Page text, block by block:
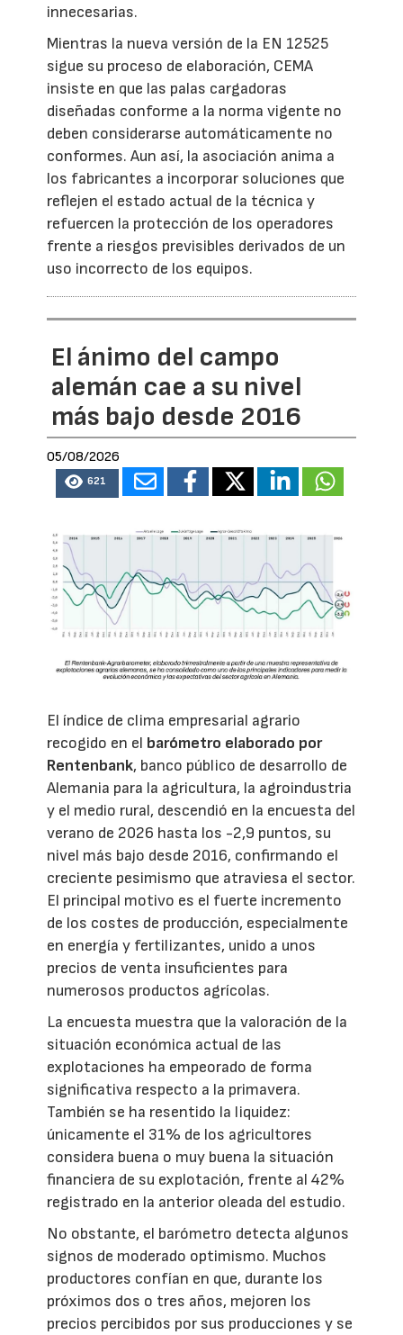
innecesarias.
Mientras la nueva versión de la EN 12525
sigue su proceso de elaboración, CEMA
insiste en que las palas cargadoras
diseñadas conforme a la norma vigente no
deben considerarse automáticamente no
conformes. Aun así, la asociación anima a
los fabricantes a incorporar soluciones que
reflejen el estado actual de la técnica y
refuercen la protección de los operadores
frente a riesgos previsibles derivados de un
uso incorrecto de los equipos.
El ánimo del campo
alemán cae a su nivel
más bajo desde 2016
05/08/2026
621
El índice de clima empresarial agrario
recogido en el barómetro elaborado por
Rentenbank, banco público de desarrollo de
Alemania para la agricultura, la agroindustria
y el medio rural, descendió en la encuesta del
verano de 2026 hasta los -2,9 puntos, su
nivel más bajo desde 2016, confirmando el
creciente pesimismo que atraviesa el sector.
El principal motivo es el fuerte incremento
de los costes de producción, especialmente
en energía y fertilizantes, unido a unos
precios de venta insuficientes para
numerosos productos agrícolas.
La encuesta muestra que la valoración de la
situación económica actual de las
explotaciones ha empeorado de forma
significativa respecto a la primavera.
También se ha resentido la liquidez:
únicamente el 31% de los agricultores
considera buena o muy buena la situación
financiera de su explotación, frente al 42%
registrado en la anterior oleada del estudio.
No obstante, el barómetro detecta algunos
signos de moderado optimismo. Muchos
productores confían en que, durante los
próximos dos o tres años, mejoren los
precios percibidos por sus producciones y se